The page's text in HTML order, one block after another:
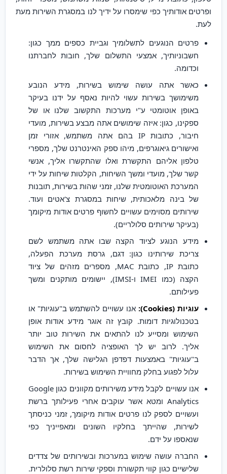
ופרטים אודותיך כפי שימסרו על ידיך לנו במסגרת השירות מעת
לעת.
פרטים הנוגעים לתשלומיך וגביית כספים ממך כגון:
חשבוניותיך, אמצעי התשלום שלך, חובות לחברתנו
וכדומה.
כאשר אתה עושה שימוש בשירות, מידע הנובע
משימושך בשירות עשוי להיות נאסף על ידנו בעיקר
באופן אוטומטי ע"י מערכות התקשוב שלנו או של
ספקינו, כגון: איזה שימושים אתה מבצע בשירות, מועדי
חיבור, כתובות IP בהם אתה משתמש, אזורי זמן
ואישורים גיאוגרפים, מיהו ספק האינטרנט שלך, מספרי
טלפון אליהם התקשרת ואלו שהתקשרו אליך, אנשי
קשר שלך, מועדי ומשך השיחות, הקלטות שיחות על ידי
המערכת האוטומטית שלנו, זמני שהות בשירות, תובנות
של בינה מלאכותית, שיחות במסגרת צ'אטים ועוד.
שירותים מסוימים עשויים לחשוף פרטים אודות מיקומך
(בעיקר שירותים סלולריים).
מידע הנוגע לציוד הקצה שבו אתה משתמש לשם
צריכת שירותינו כגון: דגם, גרסת מערכת הפעלה,
כתובת IP, כתובת MAC, מספרים מזהים של ציוד
הקצה (כמו IMEI ו-IMSI), יישומים מותקנים ומשך
פעילותם.
עוגיות (Cookies):
אנו עשויים להשתמש ב"עוגיות" או
בטכנולוגיות דומות. קובץ זה אוגר מידע אודות אופן
השימוש ומסייע לנו להתאים את השירות טוב יותר
אליך. לרוב יש לך האופציה לחסום את השימוש
ב"עוגיות" באמצעות דפדפן הגלישה שלך, אך הדבר
עלול לפגוע בחלק מחוויית השימוש בשירות.
אנו עשויים לקבל מידע משירותים מקוונים כגון Google
Analytics ומטא אשר עוקבים אחרי פעילותך ברשת
ועשויים לספק לנו פרטים אודות מיקומך, זמני כניסתך
לשירות, שהייתך בחלקיו השונים ומאפייניך כפי
שנאספו על ידם.
החברה עושה שימוש במערכות ובשירותים של צדדים
שלישיים כגון קווי תקשורת וספקי שירות רשת סלולרית.